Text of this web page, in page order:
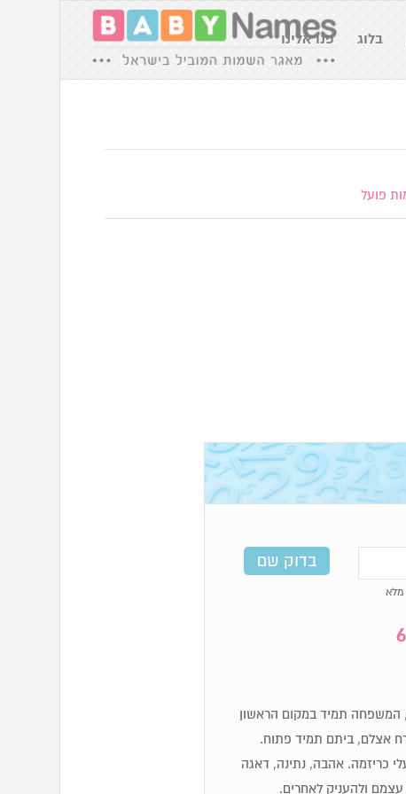
בלוג פנו אלינו
פועל
6
לכן מספרי 6 מאוד משפחתיים, המשפחה תמיד במקום הראשון
אצלם, ביתם תמיד פתוח.
בעלי כריזמה. אהבה, נתינה, דאגה
עצמם ולהעניק לאחרים.